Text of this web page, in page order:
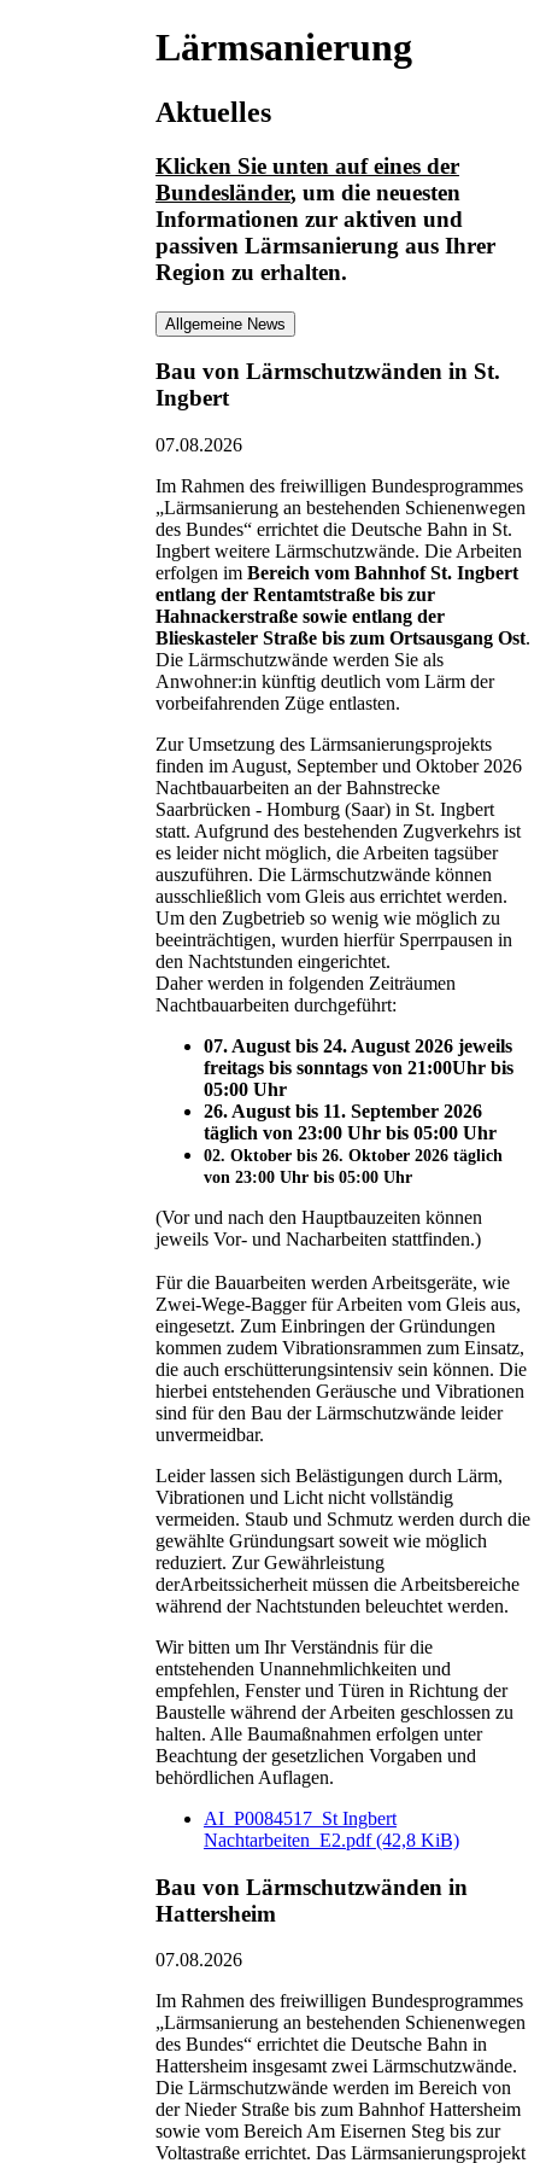
Lärmsanierung
Aktuelles
Klicken Sie unten auf eines der
Bundesländer, um die neuesten
Informationen zur aktiven und
passiven Lärmsanierung aus Ihrer
Region zu erhalten.
Allgemeine News
Bau von Lärmschutzwänden in St.
Ingbert
07.08.2026
Im Rahmen des freiwilligen Bundesprogrammes
„Lärmsanierung an bestehenden Schienenwegen
des Bundes“ errichtet die Deutsche Bahn in St.
Ingbert weitere Lärmschutzwände. Die Arbeiten
erfolgen imBereich vom Bahnhof St. Ingbert
entlang der Rentamtstraße bis zur
Hahnackerstraße sowie entlang der
Blieskasteler Straße bis zum Ortsausgang Ost.
Die Lärmschutzwände werden Sie als
Anwohner:in künftig deutlich vom Lärm der
vorbeifahrenden Züge entlasten.
Zur Umsetzung des Lärmsanierungsprojekts
finden im August, September und Oktober 2026
Nachtbauarbeiten an der Bahnstrecke
Saarbrücken - Homburg (Saar) in St. Ingbert
statt. Aufgrund des bestehenden Zugverkehrs ist
es leider nicht möglich, die Arbeiten tagsüber
auszuführen. Die Lärmschutzwände können
ausschließlich vom Gleis aus errichtet werden.
Um den Zugbetrieb so wenig wie möglich zu
beeinträchtigen, wurden hierfür Sperrpausen in
den Nachtstunden eingerichtet.
Daher werden in folgenden Zeiträumen
Nachtbauarbeiten durchgeführt:
07. August bis 24. August 2026 jeweils
freitags bis sonntags von 21:00Uhr bis
05:00 Uhr
26. August bis 11. September 2026
täglich von 23:00 Uhr bis 05:00 Uhr
02. Oktober bis 26. Oktober 2026 täglich
von 23:00 Uhr bis 05:00 Uhr
(Vor und nach den Hauptbauzeiten können
jeweils Vor- und Nacharbeiten stattfinden.)
Für die Bauarbeiten werden Arbeitsgeräte, wie
Zwei-Wege-Bagger für Arbeiten vom Gleis aus,
eingesetzt. Zum Einbringen der Gründungen
kommen zudem Vibrationsrammen zum Einsatz,
die auch erschütterungsintensiv sein können. Die
hierbei entstehenden Geräusche und Vibrationen
sind für den Bau der Lärmschutzwände leider
unvermeidbar.
Leider lassen sich Belästigungen durch Lärm,
Vibrationen und Licht nicht vollständig
vermeiden. Staub und Schmutz werden durch die
gewählte Gründungsart soweit wie möglich
reduziert. Zur Gewährleistung
derArbeitssicherheit müssen die Arbeitsbereiche
während der Nachtstunden beleuchtet werden.
Wir bitten um Ihr Verständnis für die
entstehenden Unannehmlichkeiten und
empfehlen, Fenster und Türen in Richtung der
Baustelle während der Arbeiten geschlossen zu
halten. Alle Baumaßnahmen erfolgen unter
Beachtung der gesetzlichen Vorgaben und
behördlichen Auflagen.
AI_P0084517_St Ingbert
Nachtarbeiten_E2.pdf(42,8 KiB)
Bau von Lärmschutzwänden in
Hattersheim
07.08.2026
Im Rahmen des freiwilligen Bundesprogrammes
„Lärmsanierung an bestehenden Schienenwegen
des Bundes“ errichtet die Deutsche Bahn in
Hattersheim insgesamt zwei Lärmschutzwände.
Die Lärmschutzwände werden im Bereich von
der Nieder Straße bis zum Bahnhof Hattersheim
sowie vom Bereich Am Eisernen Steg bis zur
Voltastraße errichtet. Das Lärmsanierungsprojekt